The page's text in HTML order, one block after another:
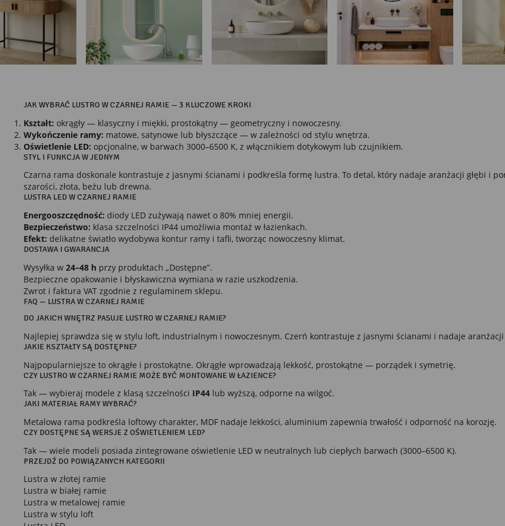
JAK WYBRAĆ LUSTRO W CZARNEJ RAMIE — 3 KLUCZOWE KROKI
Kształt: okrągły — klasyczny i miękki, prostokątny — geometryczny i nowoczesny.
Wykończenie ramy: matowe, satynowe lub błyszczące — w zależności od stylu wnętrza.
Oświetlenie LED: opcjonalne, w barwach 3000–6500 K, z włącznikiem dotykowym lub czujnikiem.
STYL I FUNKCJA W JEDNYM
Czarna rama doskonale kontrastuje z jasnymi ścianami i podkreśla formę lustra. To detal, który nadaje aranżacji głębi i
szarości, złota, beżu lub drewna.
LUSTRA LED W CZARNEJ RAMIE
Energooszczędność: diody LED zużywają nawet o 80% mniej energii.
Bezpieczeństwo: klasa szczelności IP44 umożliwia montaż w łazienkach.
Efekt: delikatne światło wydobywa kontur ramy i tafli, tworząc nowoczesny klimat.
DOSTAWA I GWARANCJA
Wysyłka w 24–48 h przy produktach „Dostępne”.
Bezpieczne opakowanie i błyskawiczna wymiana w razie uszkodzenia.
Zwrot i faktura VAT zgodnie z regulaminem sklepu.
FAQ — LUSTRA W CZARNEJ RAMIE
DO JAKICH WNĘTRZ PASUJE LUSTRO W CZARNEJ RAMIE?
Najlepiej sprawdza się w stylu loft, industrialnym i nowoczesnym. Czerń kontrastuje z jasnymi ścianami i nadaje
JAKIE KSZTAŁTY SĄ DOSTĘPNE?
Najpopularniejsze to okrągłe i prostokątne. Okrągłe wprowadzają lekkość, prostokątne — porządek i symetrię.
CZY LUSTRO W CZARNEJ RAMIE MOŻE BYĆ MONTOWANE W ŁAZIENCE?
Tak — wybieraj modele z klasą szczelności IP44lub wyższą, odporne na wilgoć.
JAKI MATERIAŁ RAMY WYBRAĆ?
Metalowa rama podkreśla loftowy charakter, MDF nadaje lekkości, aluminium zapewnia trwałość i odporność na korozję.
CZY DOSTĘPNE SĄ WERSJE Z OŚWIETLENIEM LED?
Tak — wiele modeli posiada zintegrowane oświetlenie LED w neutralnych lub ciepłych barwach (3000–6500 K).
PRZEJDŹ DO POWIĄZANYCH KATEGORII
Lustra w złotej ramie
Lustra w białej ramie
Lustra w metalowej ramie
Lustra w stylu loft